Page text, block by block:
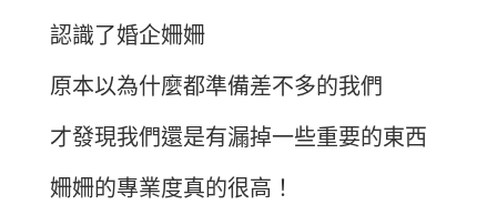
認識了婚企姍姍
原本以為什麼都準備差不多的我們
才發現我們還是有漏掉一些重要的東西
姍姍的專業度真的很高！